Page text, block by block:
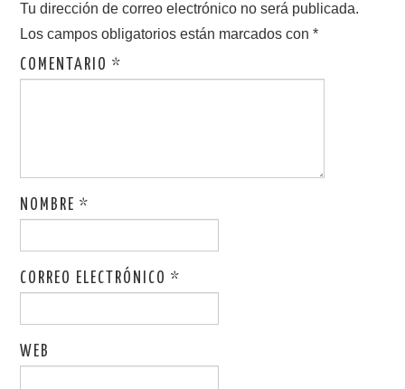
Tu dirección de correo electrónico no será publicada.
Los campos obligatorios están marcados con*
COMENTARIO*
NOMBRE*
CORREO ELECTRÓNICO*
WEB